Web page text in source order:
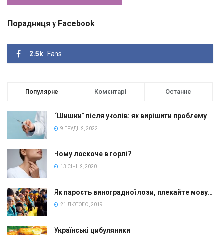
Порадниця у Facebook
2.5k Fans
Популярне Коментарі Останнє
“Шишки” після уколів: як вирішити проблему
9 ГРУДНЯ, 2022
Чому лоскоче в горлі?
13 СІЧНЯ, 2020
Як парость виноградної лози, плекайте мову…
21 ЛЮТОГО, 2019
Українські цибуляники